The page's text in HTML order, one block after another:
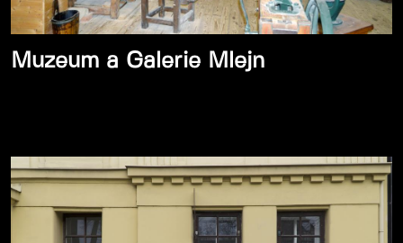
Muzeum a Galerie Mlejn